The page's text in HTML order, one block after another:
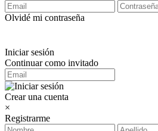
Olvidé mi contraseña
Iniciar sesión
Continuar como invitado
Crear una cuenta
×
Registrarme